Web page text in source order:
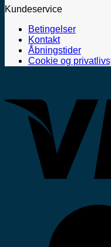
Kundeservice
Betingelser
Kontakt
Åbningstider
Cookie og